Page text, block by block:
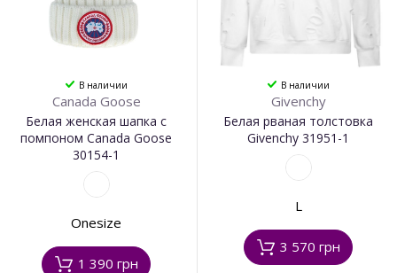
В наличии
Canada Goose
Белая женская шапка с
помпоном Canada Goose
30154-1
Onesize
1 390 грн
В наличии
Givenchy
Белая рваная толстовка
Givenchy 31951-1
L
3 570 грн